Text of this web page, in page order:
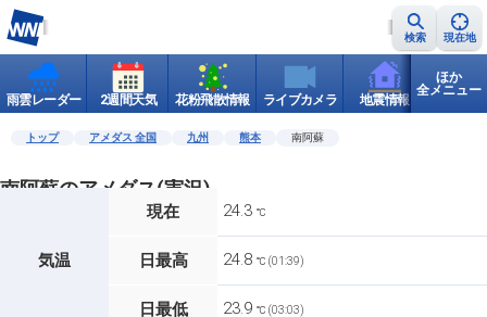
検索 現在地
雨雲レーダー 2週間天気 花粉飛散情報 ライブカメラ 地震情報 世界天
ほか
全メニュー
トップ アメダス 全国 九州 熊本 南阿蘇
南阿蘇のアメダス(実況)
気温
現在 24.3 ℃
日最高 24.8 ℃ (01:39)
日最低 23.9 ℃ (03:03)